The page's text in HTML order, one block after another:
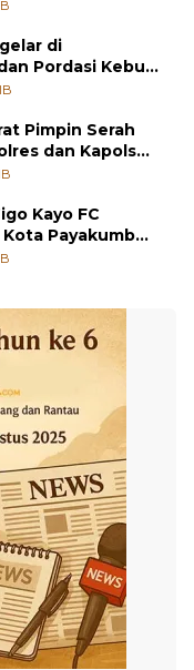
di
Pordasi Kebut
Pimpin Serah
dan Kapolsek
Kayo FC
Payakumbuh